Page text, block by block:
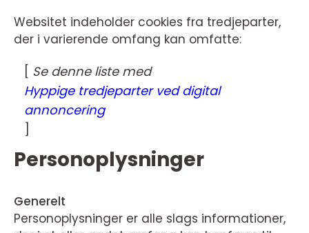
Websitet indeholder cookies fra tredjeparter,
der i varierende omfang kan omfatte:
[ Se denne liste med
Hyppige tredjeparter ved digital
annoncering
]
Personoplysninger
Generelt
Personoplysninger er alle slags informationer,